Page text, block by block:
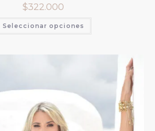
$322.000
Seleccionar opciones